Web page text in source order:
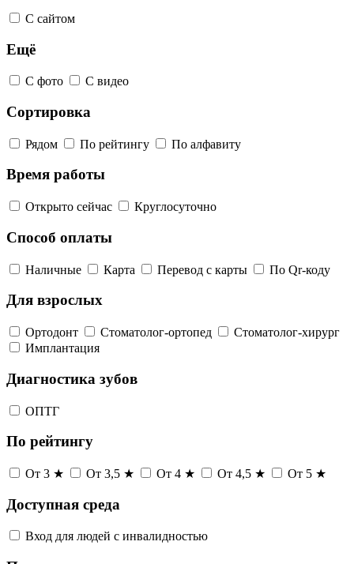
С сайтом
Ещё
С фото С видео
Сортировка
Рядом По рейтингу По алфавиту
Время работы
Открыто сейчас Круглосуточно
Способ оплаты
Наличные Карта Перевод с карты По Qr-коду
Для взрослых
Ортодонт Стоматолог-ортопед
Стоматолог-хирург
Имплантация
Диагностика зубов
ОПТГ
По рейтингу
От 3 ★ От 3,5 ★ От 4 ★ От 4,5 ★ От 5 ★
Доступная среда
Вход для людей с инвалидностью